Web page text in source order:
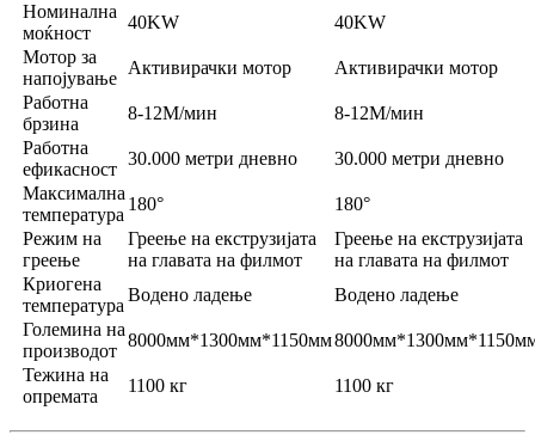
Номинална
моќност
40KW
40KW
Мотор за
напојување
Активирачки мотор
Активирачки мотор
Работна
брзина
8-12M/мин
8-12M/мин
Работна
ефикасност
30.000 метри дневно
30.000 метри дневно
Максимална
температура
180° 180°
Режим на
греење
Греење на екструзијата
на главата на филмот
Греење на екструзијата
на главата на филмот
Криогена
температура
Водено ладење
Водено ладење
Големина на
производот
8000мм*1300мм*1150мм
Тежина на
опремата
1100 кг 1100 кг